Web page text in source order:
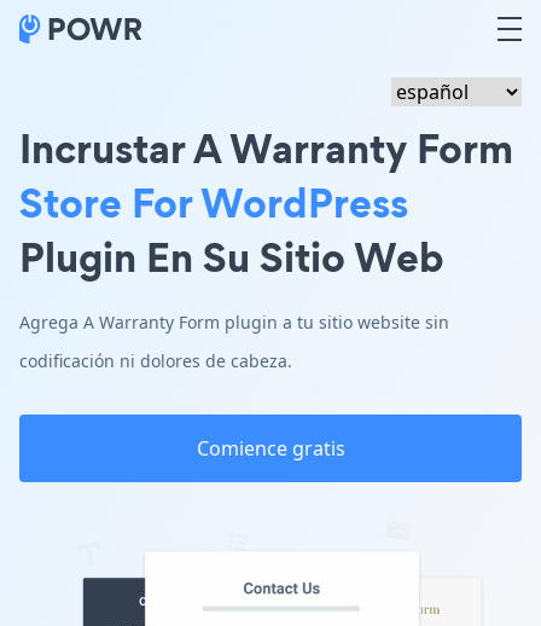
Incrustar A Warranty Form
Store For WordPress
Plugin En Su Sitio Web
Agrega A Warranty Form plugin a tu sitio website sin
codificación ni dolores de cabeza.
Comience gratis